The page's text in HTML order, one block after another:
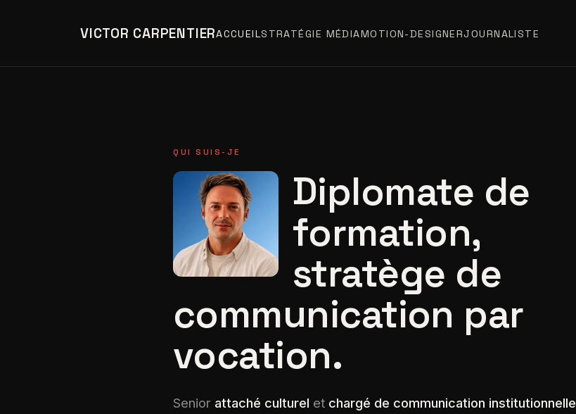
VICTOR CARPENTIERACCUEILSTRATÉGIE MÉDIAMOTION-DESIGNERJOURNALISTE
QUI SUIS-JE
Diplomate de
formation,
stratège de
communication par
vocation.
Senior attaché culturel et chargé de communication institutionnelle